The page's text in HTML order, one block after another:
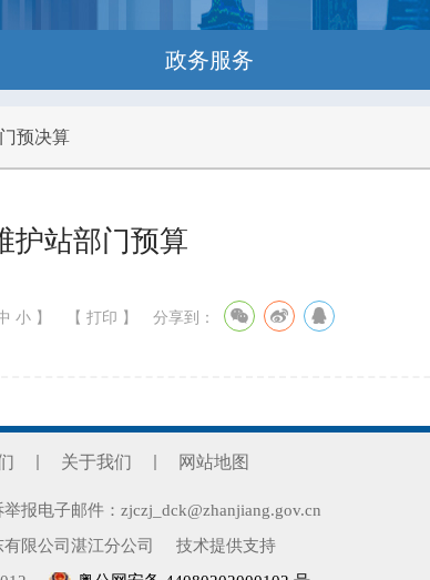
政务服务
预决算
护站部门预算
小】 【 打印 】 分享到：
关于我们 网站地图
报电子邮件：zjczj_dck@zhanjiang.gov.cn
限公司湛江分公司
技术提供支持